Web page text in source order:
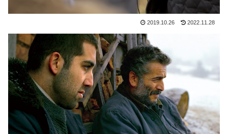
2019.10.26 2022.11.28